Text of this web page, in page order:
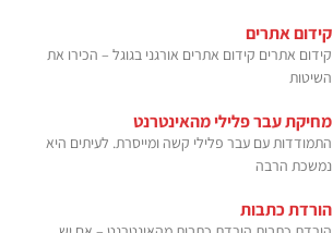
קידום אתרים
קידום אתרים קידום אתרים אורגני בגוגל – הכירו את
השיטות
מחיקת עבר פלילי מהאינטרנט
התמודדות עם עבר פלילי קשה ומייסרת. לעיתים היא
נמשכת הרבה
הורדת כתבות